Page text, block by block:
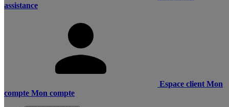
assistance
Espace client Mon
compte Mon compte